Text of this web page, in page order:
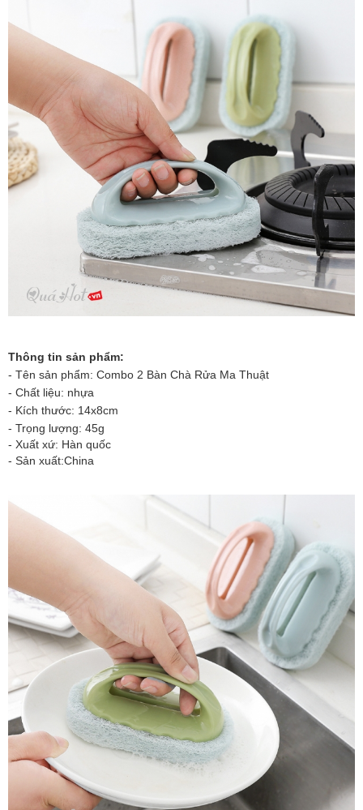
Thông tin sản phẩm:
- Tên sản phẩm: Combo 2 Bàn Chà Rửa Ma Thuật
- Chất liệu: nhựa
- Kích thước: 14x8cm
- Trọng lượng: 45g
- Xuất xứ: Hàn quốc
- Sản xuất:China